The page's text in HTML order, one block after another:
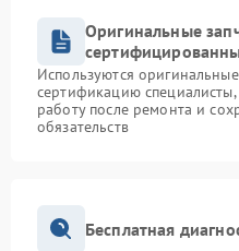
Оригинальные
Используются
сертификацию
работу после ремонта и
обязательств
Бесплатная